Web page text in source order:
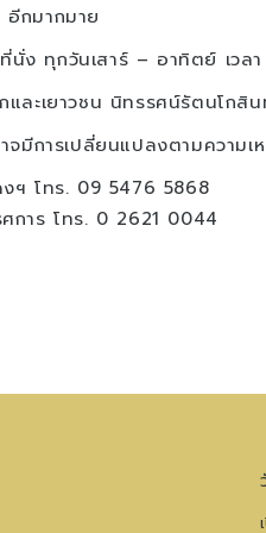
กมากมาย
นั่ง ทุกวันเสาร์ – อาทิตย์ เวล
ละเยาวชน นิทรรศน์รัตนโกสิน
มีการเปลี่ยนแปลงตามความเ
ฯ โทร. 09 5476 5868
การ โทร. 0 2621 0044